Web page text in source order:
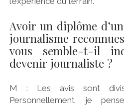
Avoir un diplôme
journalisme
vous semble-t-il
devenir journaliste ?
M : Les avis sont
Personnellement, je